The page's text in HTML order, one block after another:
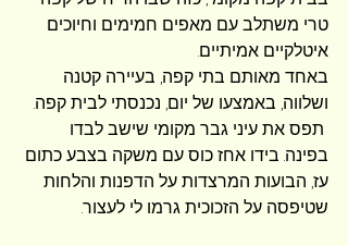
טרי משתלב עם מאפים חמימים וחיוכים
איטלקיים אמיתיים.
באחד מאותם בתי קפה, בעיירה קטנה
ושלווה, באמצעו של יום, נכנסתי לבית קפה.
תפס את עיני גבר מקומי שישב לבדו
בפינה. בידו אחז כוס עם משקה בצבע כתום
עז, הבועות המרצדות על הדפנות והלחות
שטיפסה על הזכוכית גרמו לי לעצור.